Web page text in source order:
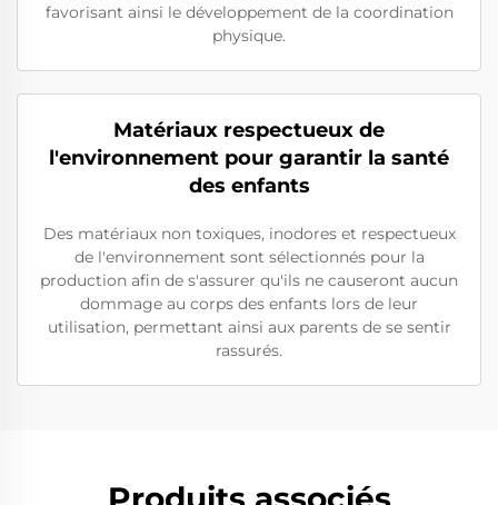
favorisant ainsi le développement de la coordination
physique.
Matériaux respectueux de
l'environnement pour garantir la santé
des enfants
Des matériaux non toxiques, inodores et respectueux
de l'environnement sont sélectionnés pour la
production afin de s'assurer qu'ils ne causeront aucun
dommage au corps des enfants lors de leur
utilisation, permettant ainsi aux parents de se sentir
rassurés.